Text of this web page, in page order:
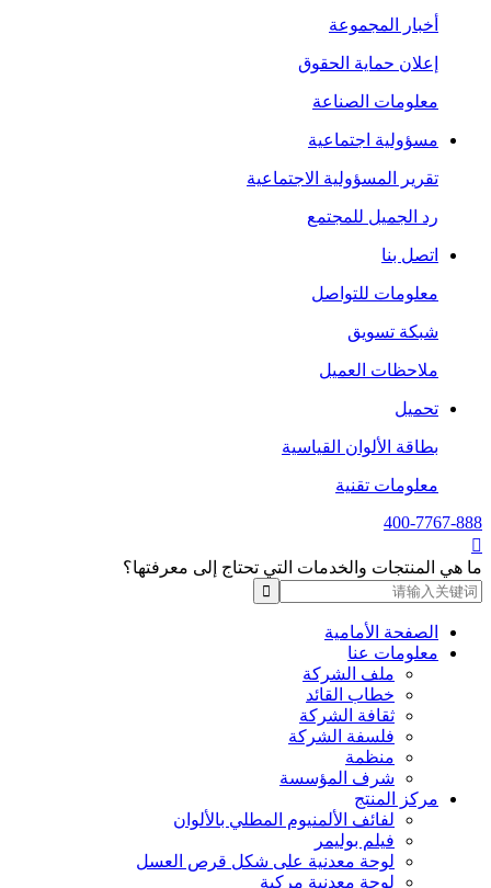
أخبار المجموعة
إعلان حماية الحقوق
معلومات الصناعة
مسؤولية اجتماعية
تقرير المسؤولية الاجتماعية
رد الجميل للمجتمع
اتصل بنا
معلومات للتواصل
شبكة تسويق
ملاحظات العميل
تحميل
بطاقة الألوان القياسية
معلومات تقنية
400-7767-888

ما هي المنتجات والخدمات التي تحتاج إلى معرفتها؟
الصفحة الأمامية
معلومات عنا
ملف الشركة
خطاب القائد
ثقافة الشركة
فلسفة الشركة
منظمة
شرف المؤسسة
مركز المنتج
لفائف الألمنيوم المطلي بالألوان
فيلم بوليمر
لوحة معدنية على شكل قرص العسل
لوحة معدنية مركبة